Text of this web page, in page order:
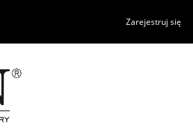
Zarejestruj się